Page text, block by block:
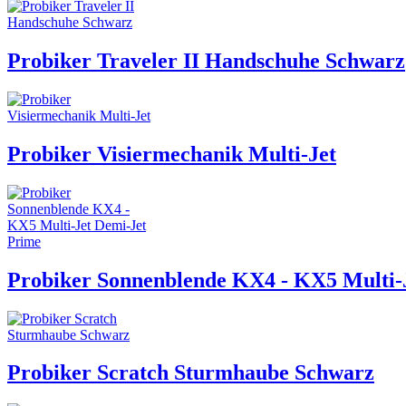
Probiker Traveler II Handschuhe Schwarz
Probiker Visiermechanik Multi-Jet
Probiker Sonnenblende KX4 - KX5
Probiker Scratch Sturmhaube Schwarz